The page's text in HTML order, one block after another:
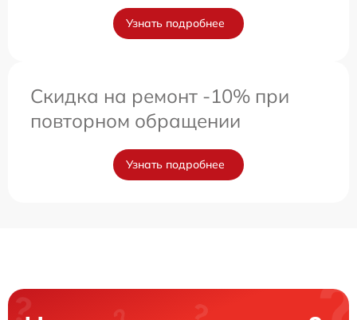
Узнать подробнее
Скидка на ремонт -10% при
повторном обращении
Узнать подробнее